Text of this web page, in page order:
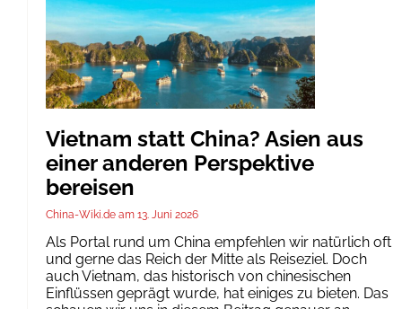
Vietnam statt China? Asien aus
einer anderen Perspektive
bereisen
China-Wiki.de 13. Juni 2026
Als Portal rund um China empfehlen wir natürlich oft
und gerne das Reich der Mitte als Reiseziel. Doch
auch Vietnam, das historisch von chinesischen
Einflüssen geprägt wurde, hat einiges zu bieten. Das